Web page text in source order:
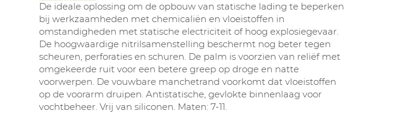
De ideale oplossing om de opbouw van statische lading te beperken
bij werkzaamheden met chemicaliën en vloeistoffen in
omstandigheden met statische electriciteit of hoog explosiegevaar.
De hoogwaardige nitrilsamenstelling beschermt nog beter tegen
scheuren, perforaties en schuren. De palm is voorzien van reliëf met
omgekeerde ruit voor een betere greep op droge en natte
voorwerpen. De vouwbare manchetrand voorkomt dat vloeistoffen
op de voorarm druipen. Antistatische, gevlokte binnenlaag voor
vochtbeheer. Vrij van siliconen. Maten: 7-11.